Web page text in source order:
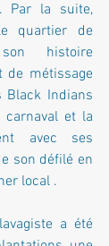
Par la suite,
quartier de
histoire
de métissage
Indians
carnaval et la
avec ses
son défilé en
local .
a été